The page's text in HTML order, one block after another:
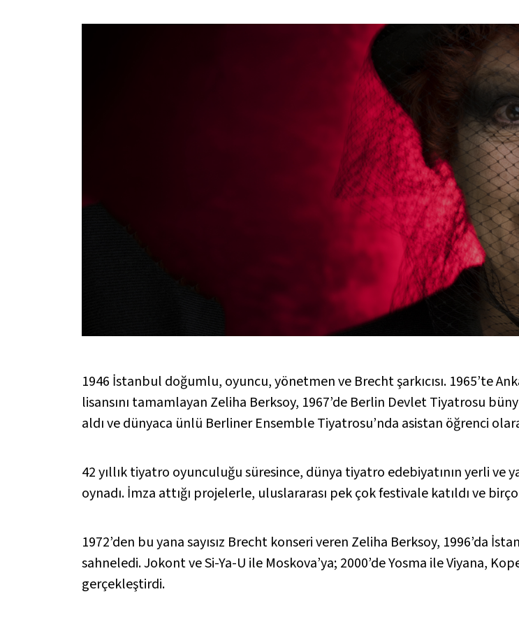
1946 İstanbul doğumlu, oyuncu, yönetmen ve Brecht şarkıcısı. 1965’te
lisansını tamamlayan Zeliha Berksoy, 1967’de Berlin Devlet Tiyatrosu
aldı ve dünyaca ünlü Berliner Ensemble Tiyatrosu’nda asistan öğrenci
42 yıllık tiyatro oyunculuğu süresince, dünya tiyatro edebiyatının yerli ve
oynadı. İmza attığı projelerle, uluslararası pek çok festivale katıldı ve
1972’den bu yana sayısız Brecht konseri veren Zeliha Berksoy, 1996’da
sahneledi.Jokont ve Si-Ya-U ile Moskova’ya; 2000’deYosma ile Viyana,
gerçekleştirdi.